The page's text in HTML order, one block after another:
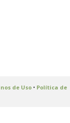
de Uso• Política de